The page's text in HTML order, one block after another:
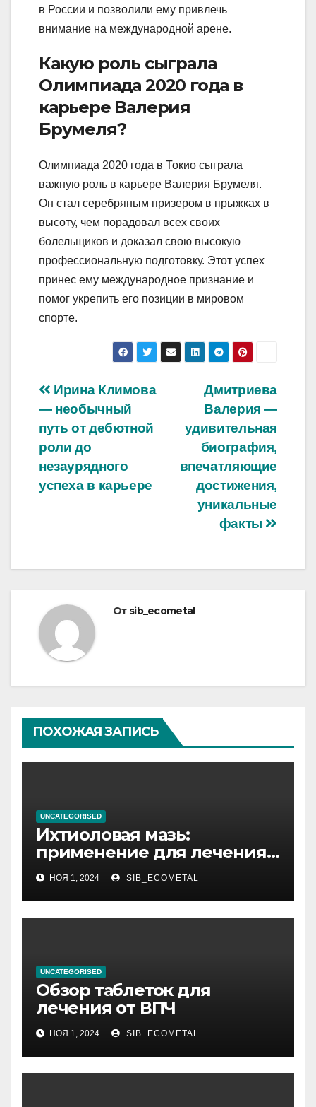
в России и позволили ему привлечь
внимание на международной арене.
Какую роль сыграла
Олимпиада 2020 года в
карьере Валерия
Брумеля?
Олимпиада 2020 года в Токио сыграла
важную роль в карьере Валерия Брумеля.
Он стал серебряным призером в прыжках в
высоту, чем порадовал всех своих
болельщиков и доказал свою высокую
профессиональную подготовку. Этот успех
принес ему международное признание и
помог укрепить его позиции в мировом
спорте.
Навигация
по
записям
Дмитриева
Валерия —
удивительная
биография,
впечатляющие
достижения,
уникальные
факты
Ирина Климова
— необычный
путь от дебютной
роли до
незаурядного
успеха в карьере
От sib_ecometal
ПОХОЖАЯ ЗАПИСЬ
UNCATEGORISED
Ихтиоловая мазь:
применение для лечения
фурункулов
НОЯ 1, 2024 SIB_ECOMETAL
UNCATEGORISED
Обзор таблеток для
лечения от ВПЧ
НОЯ 1, 2024 SIB_ECOMETAL